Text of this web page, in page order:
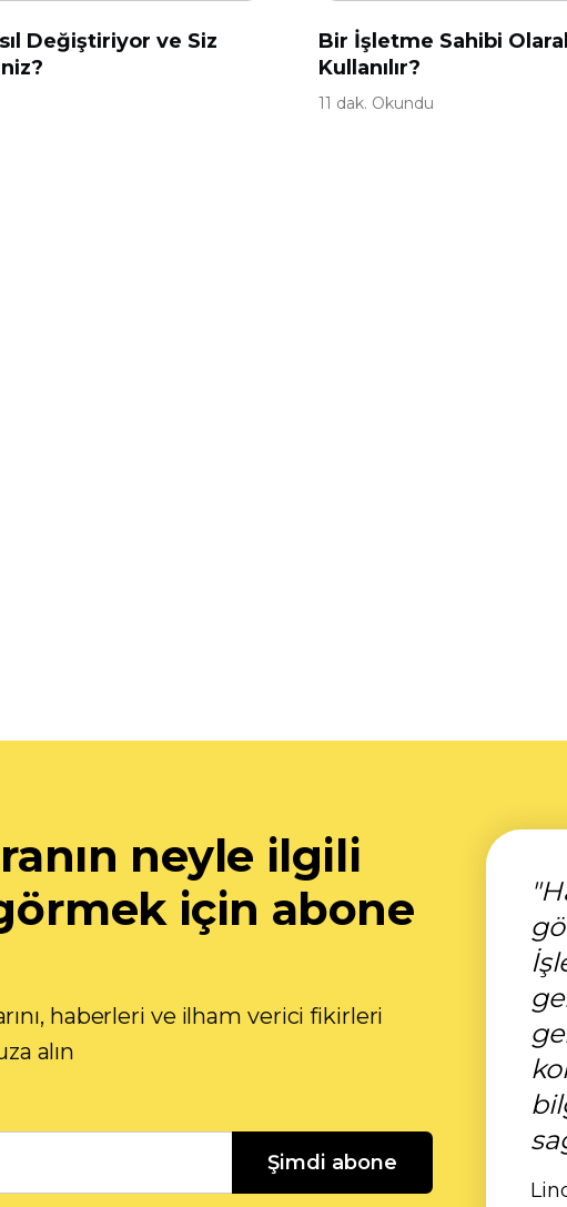
Değiştiriyor ve Siz
Bir İşletme Sahibi
Kullanılır?
11 dak. Okundu
neyle ilgili
için abone
haberleri ve ilham verici fikirleri
alın
Şimdi abone